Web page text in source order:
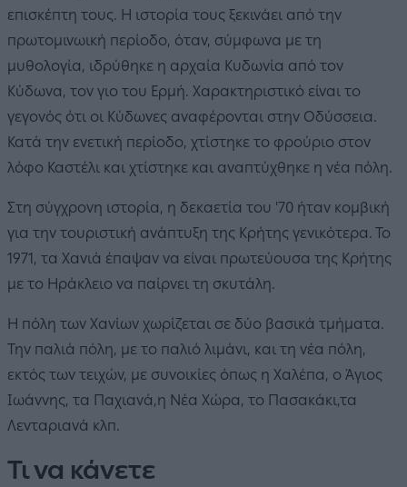
επισκέπτη τους. Η ιστορία τους ξεκινάει από την
πρωτομινωική περίοδο, όταν, σύμφωνα με τη
μυθολογία, ιδρύθηκε η αρχαία Κυδωνία από τον
Κύδωνα, τον γιο του Ερμή. Χαρακτηριστικό είναι το
γεγονός ότι οι Κύδωνες αναφέρονται στην Οδύσσεια.
Κατά την ενετική περίοδο, χτίστηκε το φρούριο στον
λόφο Καστέλι και χτίστηκε και αναπτύχθηκε η νέα πόλη.
Στη σύγχρονη ιστορία, η δεκαετία του '70 ήταν κομβική
για την τουριστική ανάπτυξη της Κρήτης γενικότερα. Το
1971, τα Χανιά έπαψαν να είναι πρωτεύουσα της Κρήτης
με το Ηράκλειο να παίρνει τη σκυτάλη.
Η πόλη των Χανίων χωρίζεται σε δύο βασικά τμήματα.
Την παλιά πόλη, με το παλιό λιμάνι, και τη νέα πόλη,
εκτός των τειχών, με συνοικίες όπως η Χαλέπα, ο Άγιος
Ιωάννης, τα Παχιανά,η Νέα Χώρα, το Πασακάκι,τα
Λενταριανά κλπ.
Τι να κάνετε